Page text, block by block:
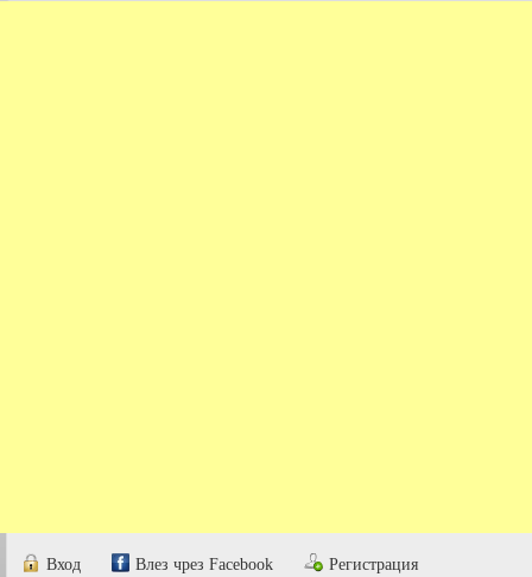
Вход Влез чрез Facebook Регистрация